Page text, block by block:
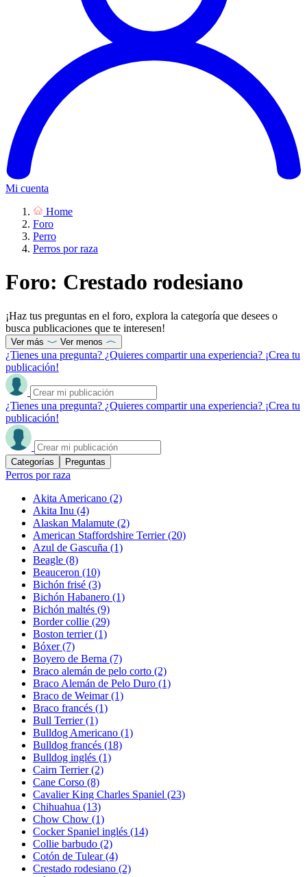
Mi cuenta
Home
Foro
Perro
Perros por raza
Foro: Crestado rodesiano
¡Haz tus preguntas en el foro, explora la categoría que desees o
busca publicaciones que te interesen!
Ver más Ver menos
¿Tienes una pregunta? ¿Quieres compartir una experiencia? ¡Crea tu
publicación!
¿Tienes una pregunta? ¿Quieres compartir una experiencia? ¡Crea tu
publicación!
Categorías Preguntas
Perros por raza
Akita Americano (2)
Akita Inu (4)
Alaskan Malamute (2)
American Staffordshire Terrier(20)
Azul de Gascuña (1)
Beagle (8)
Beauceron (10)
Bichón frisé (3)
Bichón Habanero (1)
Bichón maltés (9)
Border collie (29)
Boston terrier(1)
Bóxer(7)
Boyero de Berna (7)
Braco alemán de pelo corto (2)
Braco Alemán de Pelo Duro (1)
Braco de Weimar(1)
Braco francés (1)
Bull Terrier(1)
Bulldog Americano (1)
Bulldog francés (18)
Bulldog inglés (1)
Cairn Terrier(2)
Cane Corso (8)
Cavalier King Charles Spaniel (23)
Chihuahua (13)
Chow Chow (1)
Cocker Spaniel inglés (14)
Collie barbudo (2)
Cotón de Tulear(4)
Crestado rodesiano (2)